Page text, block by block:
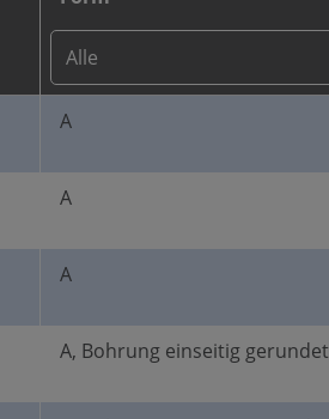
A
A
A
A, Bohrung einseitig gerundet